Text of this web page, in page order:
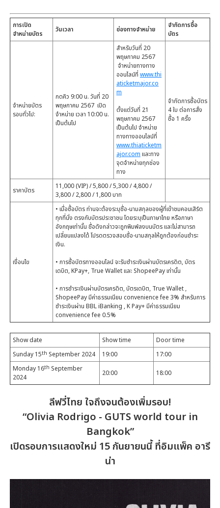
การเปิด
จำหน่ายบัตร
วันเวลา ช่องทางจำหน่าย
จำกัดการซื้อ
บัตร
จำหน่ายบัตร
รอบทั่วไป:
กดคิว 9:00 น. วันที่ 20
พฤษภาคม 2567 เปิด
จำหน่าย เวลา 10:00 น.
เป็นต้นไป
สำหรับวันที่ 20
พฤษภาคม 2567
จำหน่ายทางทาง
ออนไลน์ที่ www.thi
aticketmajor.co
m
ตั้งแต่วันที่ 21
พฤษภาคม 2567
เป็นต้นไป จำหน่าย
ทางทางออนไลน์ที่
www.thiaticketm
ajor.com และทาง
จุดจำหน่ายทุกช่อง
ทาง
จำกัดการซื้อบัตร
4 ใบ ต่อการสั่ง
ซื้อ 1 ครั้ง
ราคาบัตร
11,000 (VIP) / 5,800 / 5,300 / 4,800 /
3,800 / 2,800 / 1,800 บาท
เงื่อนไข
• เมื่อซื้อบัตร ท่านจะต้องระบุชื่อ-นามสกุลของผู้ที่เข้าชมคอนเสิร์ต
ทุกที่นั่ง ตรงกับบัตรประชาชน โดยระบุเป็นภาษาไทย หรือภาษา
อังกฤษเท่านั้น ชื่อดังกล่าวจะถูกพิมพ์ลงบนบัตร และไม่สามารถ
เปลี่ยนแปลงได้ โปรดตรวจสอบชื่อ-นามสกุลให้ถูกต้องก่อนชำระ
เงิน.
• การซื้อบัตรทางออนไลน์ จะรับชำระเงินผ่านบัตรเครดิต, บัตร
เดบิต, KPay+, True Wallet และ ShopeePay เท่านั้น
• การชำระเงินผ่านบัตรเครดิต, บัตรเดบิต, True Wallet ,
ShopeePay มีค่าธรรมเนียม convenience fee 3% สำหรับการ
ชำระเงินผ่าน BBL iBanking , K Pay+ มีค่าธรรมเนียม
convenience fee 0.5%
Show date Show time
Door time
Sunday 15th September 2024 19:00
17:00
Monday 16th September
2024
20:00 18:00
ลีฟวี่ไทย ใจถึงจนต้องเพิ่มรอบ!
“Olivia Rodrigo - GUTS world tour in
Bangkok”
เปิดรอบการแสดงใหม่ 15 กันยายนนี้ ที่อิมแพ็ค อารี
น่า